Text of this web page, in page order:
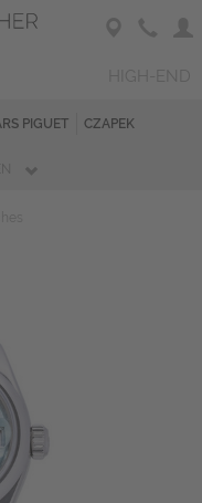
PIGUET CZAPEK